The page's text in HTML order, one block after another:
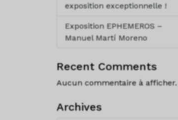
exposition exceptionnelle !
Exposition EPHEMEROS –
Manuel Martí Moreno
Recent Comments
Aucun commentaire à afficher.
Archives